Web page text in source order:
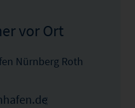
vor Ort
Nürnberg Roth